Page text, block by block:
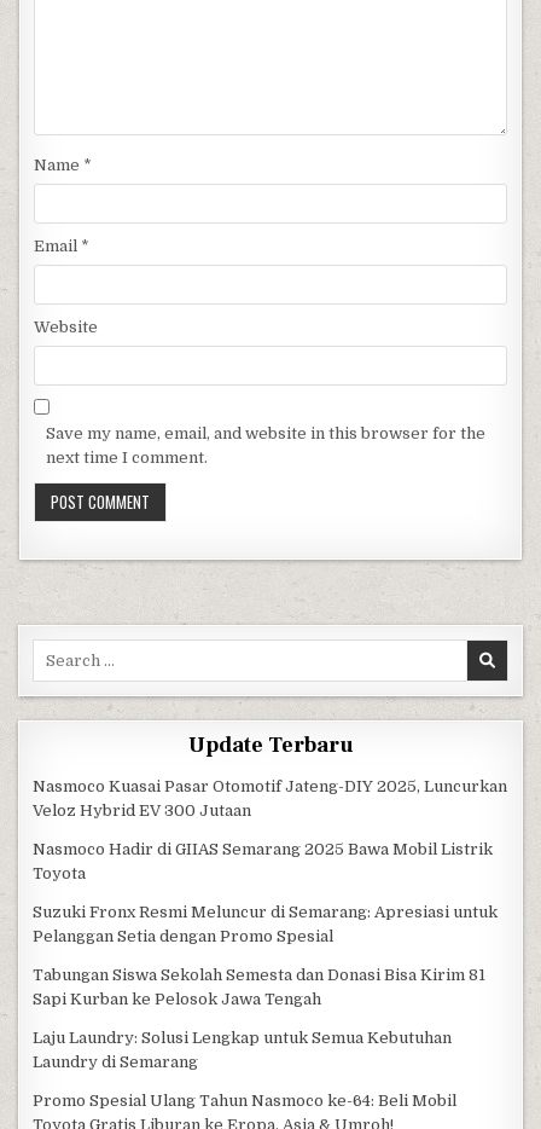
Name *
Email *
Website
Save my name, email, and website in this browser for the
next time I comment.
Search for:
Update Terbaru
Nasmoco Kuasai Pasar Otomotif Jateng-DIY 2025, Luncurkan
Veloz Hybrid EV 300 Jutaan
Nasmoco Hadir di GIIAS Semarang 2025 Bawa Mobil Listrik
Toyota
Suzuki Fronx Resmi Meluncur di Semarang: Apresiasi untuk
Pelanggan Setia dengan Promo Spesial
Tabungan Siswa Sekolah Semesta dan Donasi Bisa Kirim 81
Sapi Kurban ke Pelosok Jawa Tengah
Laju Laundry: Solusi Lengkap untuk Semua Kebutuhan
Laundry di Semarang
Promo Spesial Ulang Tahun Nasmoco ke-64: Beli Mobil
Toyota Gratis Liburan ke Eropa, Asia & Umroh!